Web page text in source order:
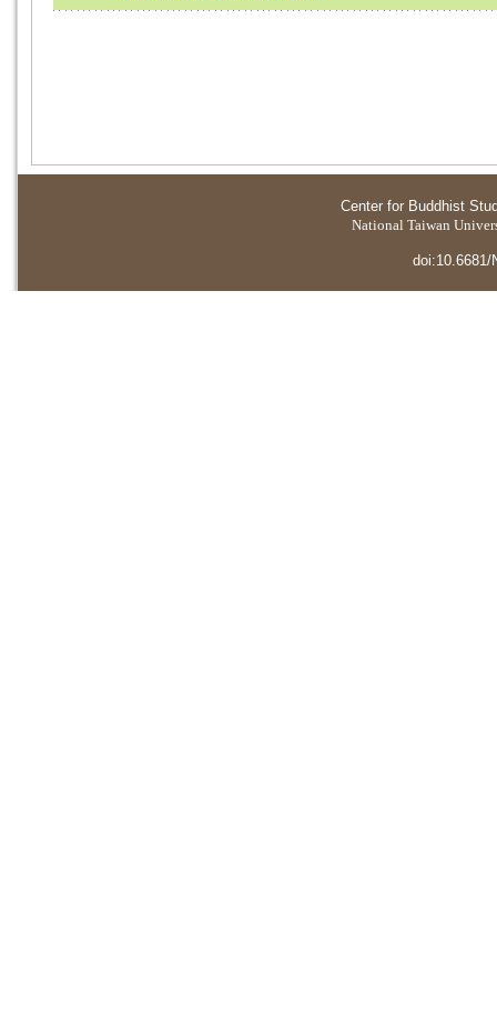
Center for Buddhist
National Taiwan
doi:10.6681/